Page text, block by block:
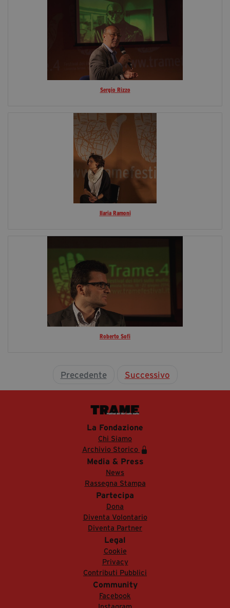
Sergio Rizzo
Ilaria Ramoni
Roberto Sofi
Precedente Successivo
La Fondazione
Chi Siamo
Archivio Storico
Media & Press
News
Rassegna Stampa
Partecipa
Dona
Diventa Volontario
Diventa Partner
Legal
Cookie
Privacy
Contributi Pubblici
Community
Facebook